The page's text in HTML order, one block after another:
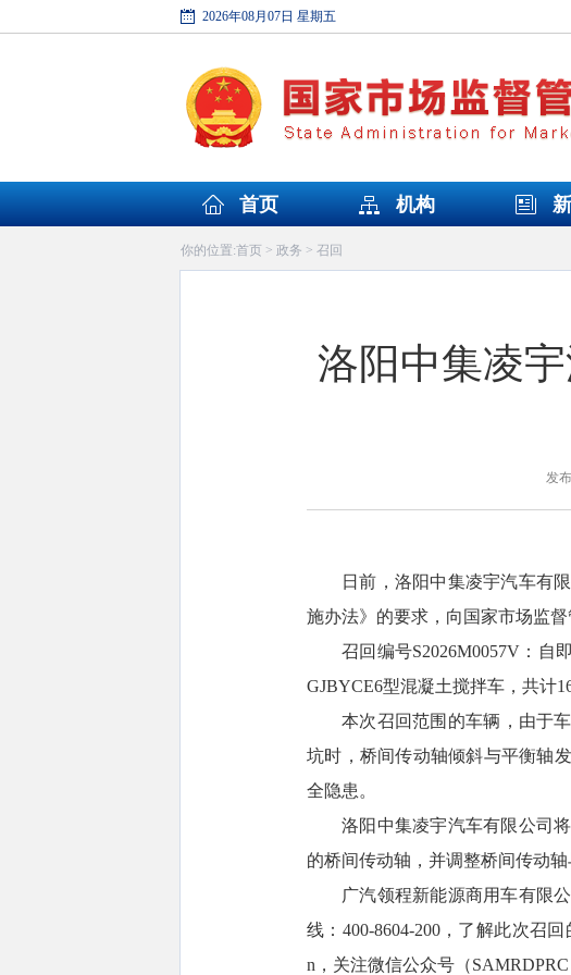
2026年08月07日 星期五
首页 机构
你的位置:首页> 政务 > 召回
洛阳中集凌
发
日前，洛阳中集凌宇汽车有
施办法》的要求，向国家市场监督
召回编号S2026M0057V：自
GJBYCE6型混凝土搅拌车，共计
本次召回范围的车辆，由于
坑时，桥间传动轴倾斜与平衡轴
全隐患。
洛阳中集凌宇汽车有限公司
的桥间传动轴，并调整桥间传动
广汽领程新能源商用车有限
线：400-8604-200，了解此次召
n，关注微信公众号（